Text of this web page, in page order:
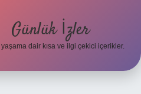
Günlük İzler
dair kısa ve ilgi çekici içerikler.